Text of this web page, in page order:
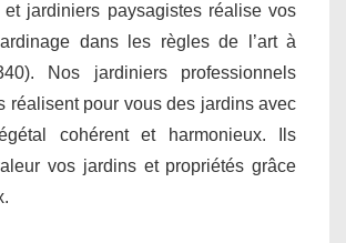
et jardiniers paysagistes réalise vos
dans les règles de l’art à
Nos jardiniers professionnels
réalisent pour vous des jardins avec
cohérent et harmonieux. Ils
vos jardins et propriétés grâce